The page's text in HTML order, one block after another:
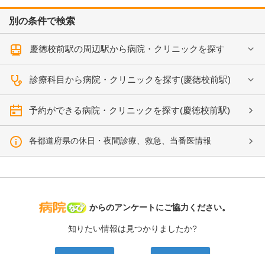
別の条件で検索
慶徳校前駅の周辺駅から病院・クリニックを探す
診療科目から病院・クリニックを探す(慶徳校前駅)
予約ができる病院・クリニックを探す(慶徳校前駅)
各都道府県の休日・夜間診療、救急、当番医情報
病院なび
からのアンケートにご協力ください。
知りたい情報は見つかりましたか?